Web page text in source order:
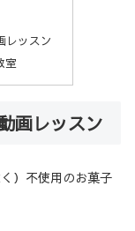
レッスン
室
画レッスン
）不使用のお菓子